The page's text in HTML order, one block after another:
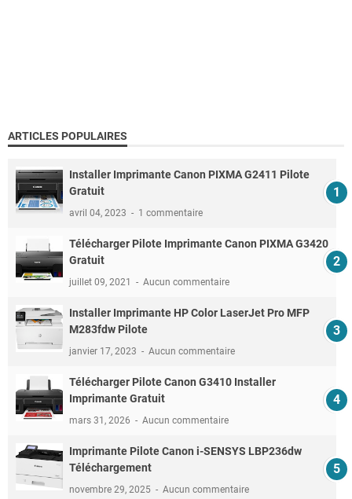
ARTICLES POPULAIRES
Installer Imprimante Canon PIXMA G2411 Pilote
Gratuit
avril 04, 2023 1 commentaire
Télécharger Pilote Imprimante Canon PIXMA G3420
Gratuit
juillet 09, 2021 Aucun commentaire
Installer Imprimante HP Color LaserJet Pro MFP
M283fdw Pilote
janvier 17, 2023 Aucun commentaire
Télécharger Pilote Canon G3410 Installer
Imprimante Gratuit
mars 31, 2026 Aucun commentaire
Imprimante Pilote Canon i-SENSYS LBP236dw
Téléchargement
novembre 29, 2025 Aucun commentaire